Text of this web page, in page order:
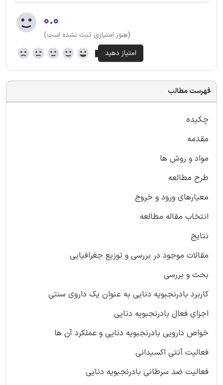
۰.۰
(هنوز امتیازی ثبت نشده است)
فهرست مطالب
چکیده
مقدمه
مواد و روش ها
طرح مطالعه
معیارهای ورود و خروج
انتخاب مقاله مطالعه
نتایج
مقالات موجود در بررسی و توزیع جغرافیایی
بحث و بررسی
کاربرد بادرنجبویه دنایی به عنوان یک داروی سنتی
اجزای فعال بادرنجبویه دنایی
خواص دارویی بادرنجبویه دنایی و عملکرد آن ها
فعالیت آنتی اکسیدانی
فعالیت ضد سرطانی بادرنجبویه دنایی